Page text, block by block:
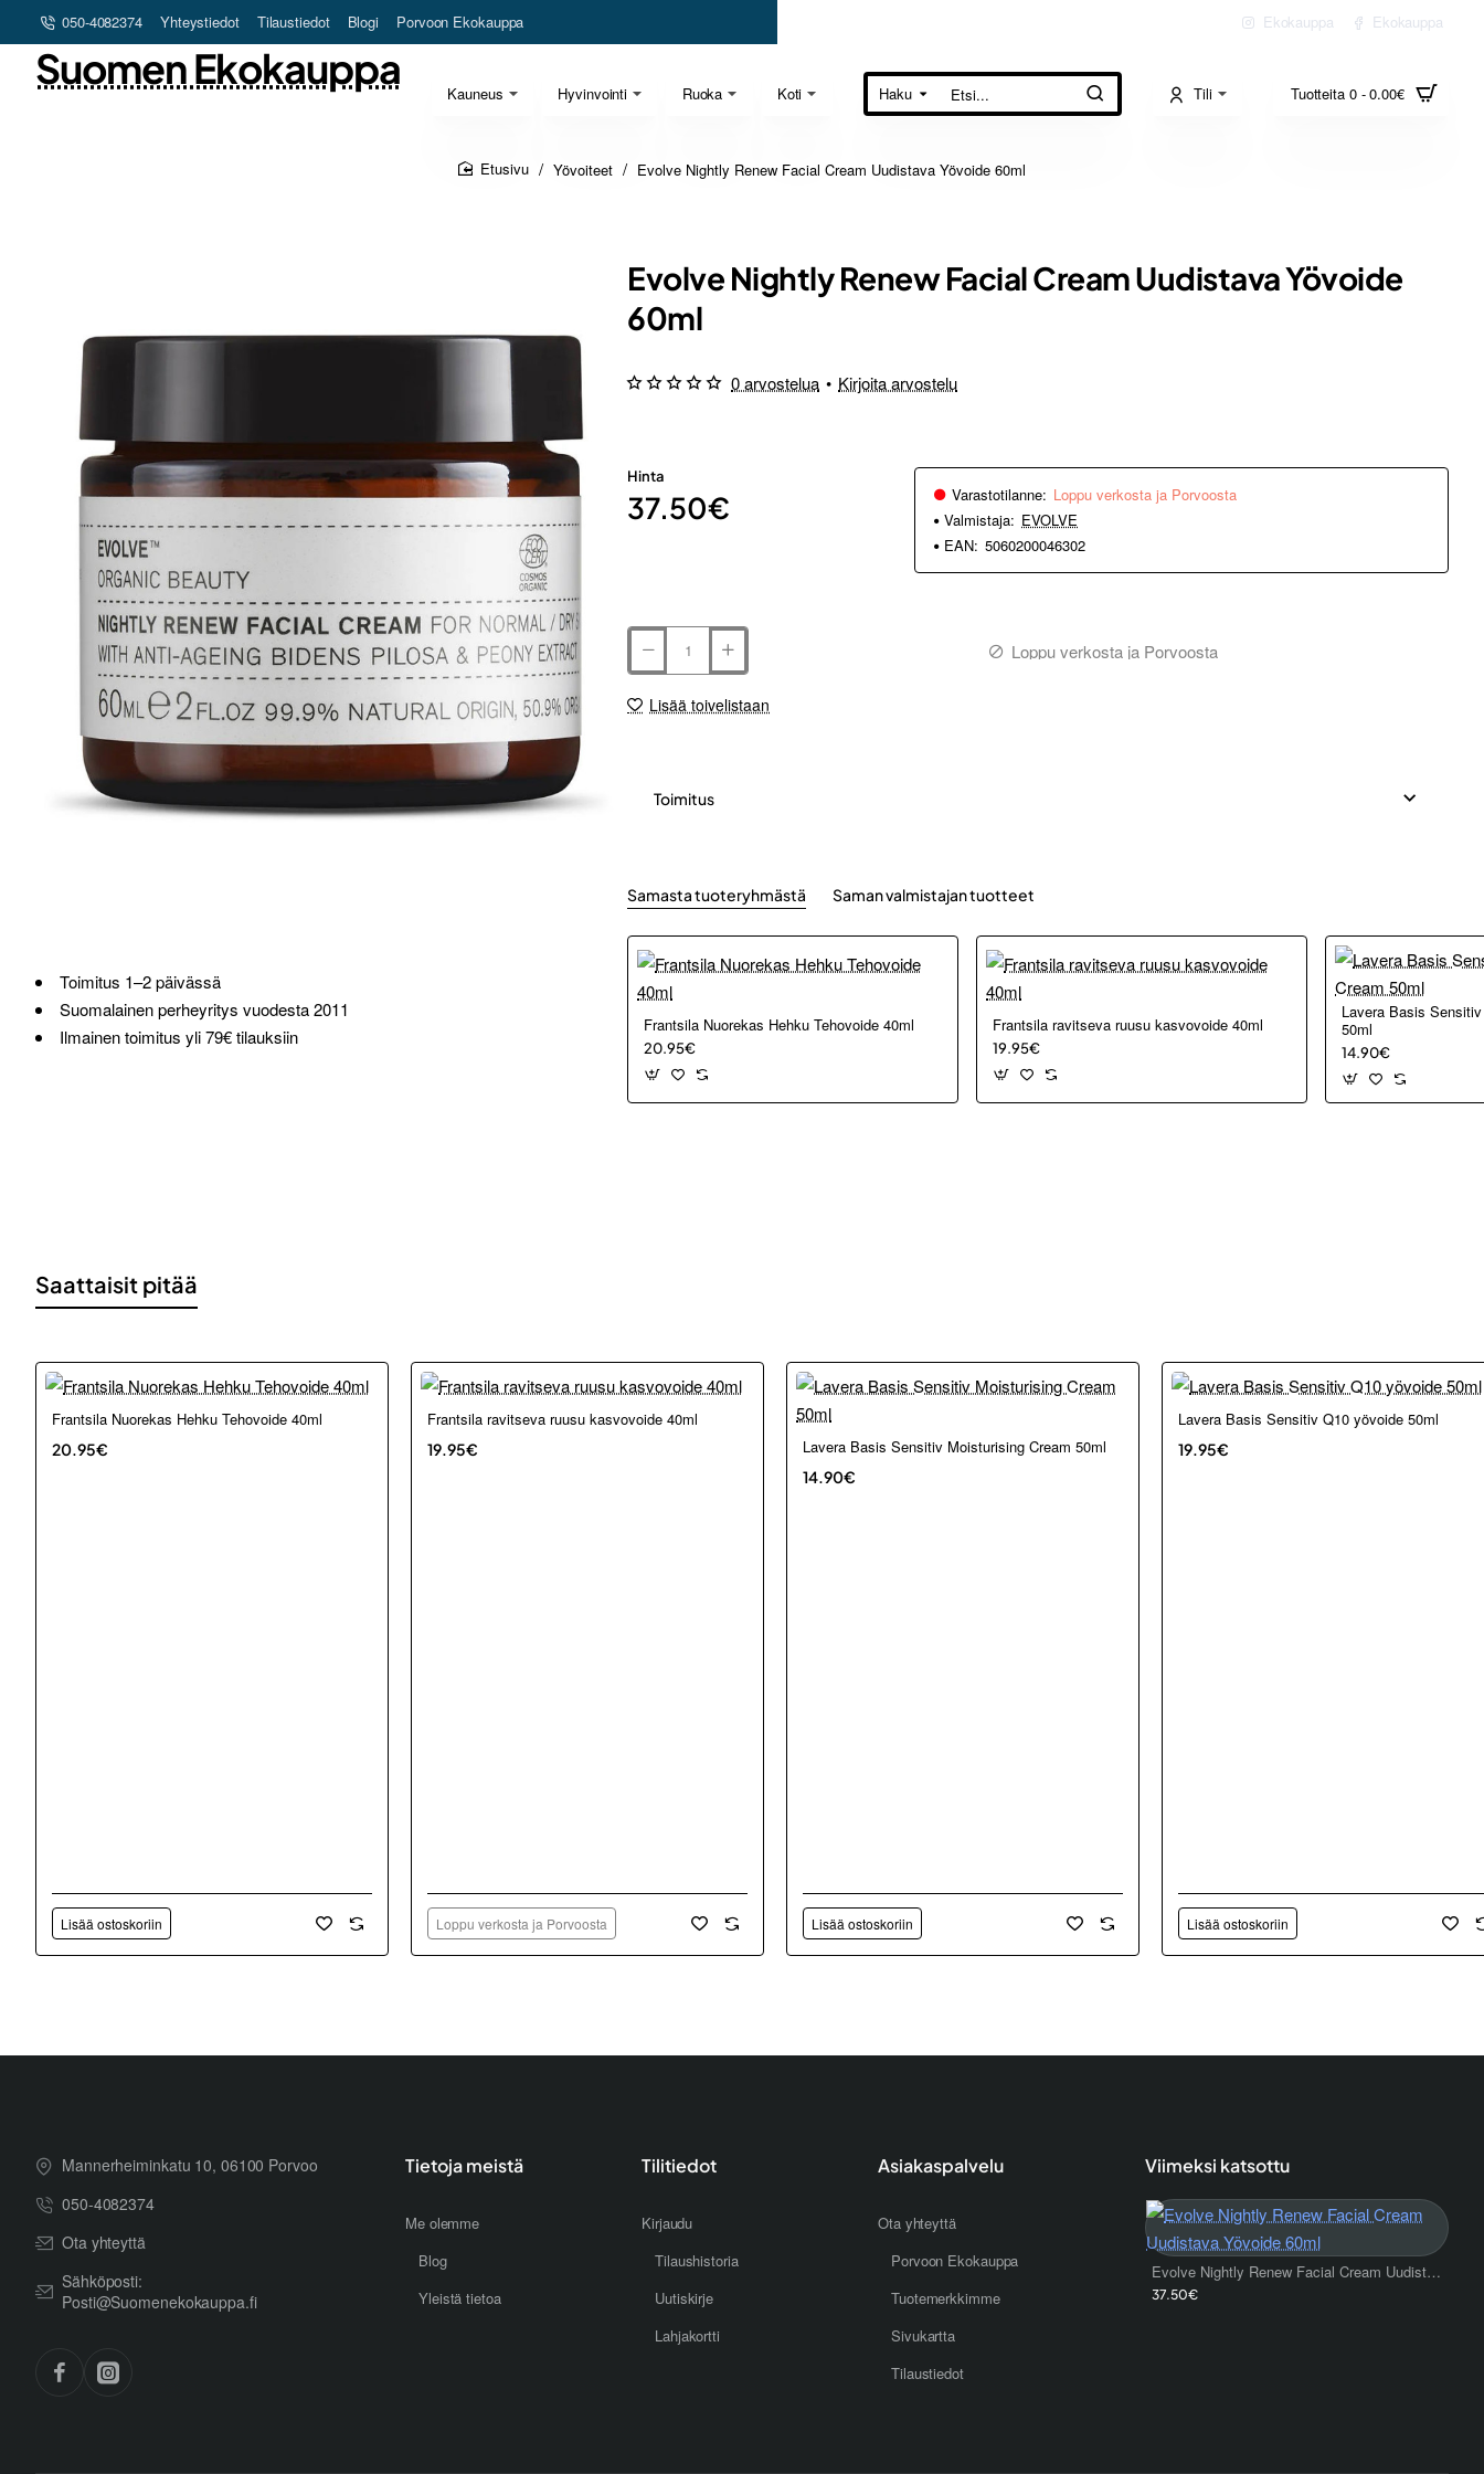
050-4082374 Yhteystiedot Tilaustiedot Blogi Porvoon Ekokauppa Ekokauppa Ekokauppa
Kauneus Hyvinvointi Ruoka Koti
Suomen Ekokauppa
Haku
Etsi... Tili Tuotteita 0 - 0.00€
Yövoiteet Evolve Nightly Renew Facial Cream Uudistava Yövoide 60ml
Toimitus 1–2 päivässä
Suomalainen perheyritys vuodesta 2011
Ilmainen toimitus yli 79€ tilauksiin
Evolve Nightly Renew Facial Cream Uudistava Yövoide
60ml
0 arvostelua • Kirjoita arvostelu
Hinta
37.50€ Varastotilanne: Loppu verkosta ja Porvoosta
Valmistaja: EVOLVE
EAN: 5060200046302
Loppu verkosta ja Porvoosta
Lisää toivelistaan
Toimitus
Samasta tuoteryhmästä Saman valmistajan tuotteet
Frantsila Nuorekas Hehku Tehovoide 40ml
20.95€
Frantsila ravitseva ruusu kasvovoide 40ml
19.95€
Lavera Basis
50ml
14.90€
Saattaisit pitää
Frantsila Nuorekas Hehku Tehovoide 40ml
20.95€
Lisää ostoskoriin
Loppu verkosta ja Porvoosta
Frantsila ravitseva ruusu kasvovoide 40ml
19.95€
Loppu verkosta ja Porvoosta
Lavera Basis Sensitiv Moisturising Cream 50ml
14.90€
Lisää ostoskoriin
Lavera Basis Sensitiv Q10 yövoide 50ml
19.95€
Lisää ostoskoriin
Mannerheiminkatu 10, 06100 Porvoo
050-4082374
Ota yhteyttä
Sähköposti:
Posti@Suomenekokauppa.fi
Tietoja meistä
Me olemme
Blog
Yleistä tietoa
Tilitiedot
Kirjaudu
Tilaushistoria
Uutiskirje
Lahjakortti
Asiakaspalvelu
Ota yhteyttä
Porvoon Ekokauppa
Tuotemerkkimme
Sivukartta
Tilaustiedot
Viimeksi katsottu
Evolve Nightly Renew Facial Cream Uudistava Yövoide 60ml
37.50€